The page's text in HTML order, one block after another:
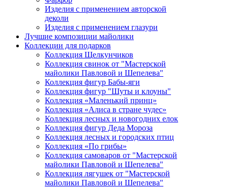
Изделия с применением авторской
деколи
Изделия с применением глазури
Лучшие композиции майолики
Коллекции для подарков
Коллекция Щелкунчиков
Коллекция свинок от "Мастерской
майолики Павловой и Шепелева"
Коллекция фигур Бабы-яги
Коллекция фигур "Шуты и клоуны"
Коллекция «Маленький принц»
Коллекция «Алиса в стране чудес»
Коллекция лесных и новогодних елок
Коллекция фигур Деда Мороза
Коллекция лесных и городских птиц
Коллекция «По грибы»
Коллекция самоваров от "Мастерской
майолики Павловой и Шепелева"
Коллекция лягушек от "Мастерской
майолики Павловой и Шепелева"